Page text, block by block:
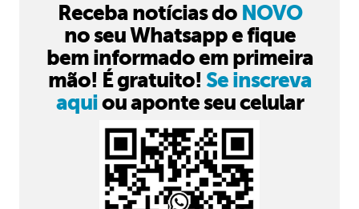
Receba notícias do NOVO
no seu Whatsapp e fique
bem informado em primeira
mão! É gratuito! Se inscreva
aquiou aponte seu celular